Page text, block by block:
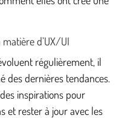
d’UX/UI
régulièrement, il
des dernières tendances.
inspirations pour
et rester à jour avec les